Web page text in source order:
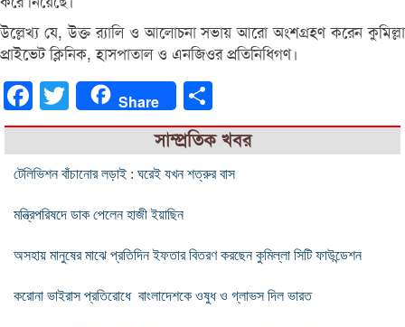
উল্লেখ্য যে, উক্ত র‌্যালি ও আলোচনা সভায় আরো অংশগ্রহণ করেন কুমিল্লা
প্রাইভেট ক্লিনিক, হাসপাতাল ও এনজিওর প্রতিনিধিগণ।
FacebookTwitter Share
সাম্প্রতিক খবর
টেলিভিশন বাঁচানোর লড়াই : ঘরেই যখন শত্রুর বাস
মন্ত্রিপরিষদে ডাক পেলেন হাজী ইয়াছিন
অসহায় মানুষের মাঝে প্রতিদিন ইফতার বিতরণ করছেন কুমিল্লা সিটি ফাউন্ডেশন
করোনা ভাইরাস প্রতিরোধে বাংলাদেশকে ওষুধ ও গ্লাভস দিল ভারত